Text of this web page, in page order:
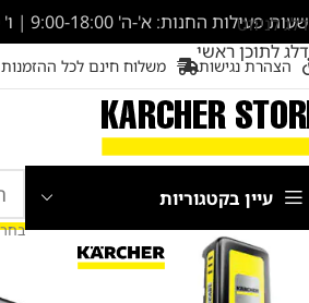
דלג לניווט
דלג לתוכן ראשי
שעות פעילות החנות: א'-ה' 9:00-18:00 | ו' 9:00-13:00
הצהרת נגישות משלוח חינם לכל ההזמנות מעל
עיין בקטגוריות